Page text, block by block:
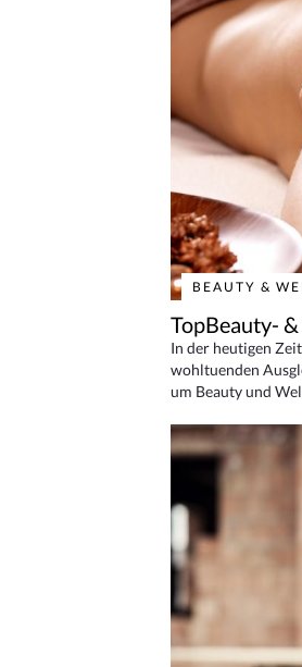
BEAUTY &
TopBeauty-
In der heutigen
wohltuenden
um Beauty und